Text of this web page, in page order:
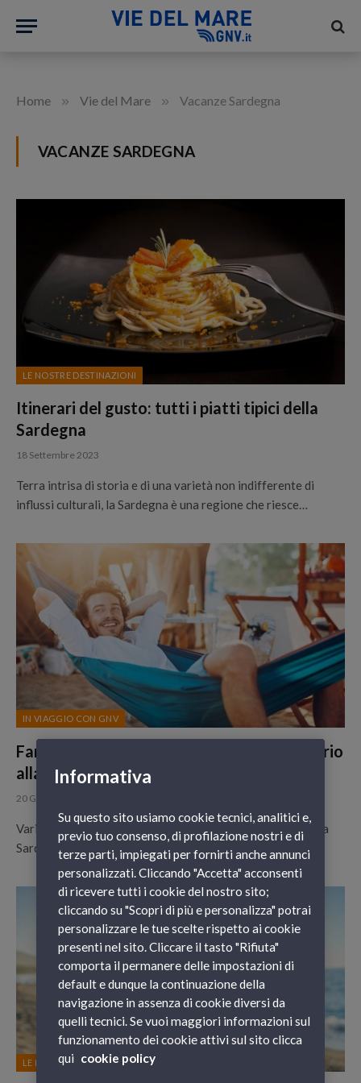
Home » Vie del Mare » Vacanze Sardegna
VACANZE SARDEGNA
LE NOSTRE DESTINAZIONI
Itinerari del gusto: tutti i piatti tipici della
Sardegna
18 Settembre 2023
Terra intrisa di storia e di una varietà non indifferente di
influssi culturali, la Sardegna è una regione che riesce…
IN VIAGGIO CON GNV
Fare camping in Sardegna del nord: itinerario
alla scoperta del territorio
20 Giugno 2022
Variegata e selvaggia, affascinante e colma di tradizioni, la
Sardegna del nord ben si presta a un viaggio itinerante a…
LE NOSTRE DESTINAZIONI
Informativa
Su questo sito usiamo cookie tecnici, analitici e,
previo tuo consenso, di profilazione nostri e di
terze parti, impiegati per fornirti anche annunci
personalizzati. Cliccando "Accetta" acconsenti
di ricevere tutti i cookie del nostro sito;
cliccando su "Scopri di più e personalizza" potrai
personalizzare le tue scelte rispetto ai cookie
presenti nel sito. Cliccare il tasto "Rifiuta"
comporta il permanere delle impostazioni di
default e dunque la continuazione della
navigazione in assenza di cookie diversi da
quelli tecnici. Se vuoi maggiori informazioni sul
funzionamento dei cookie attivi sul sito clicca
qui cookie policy